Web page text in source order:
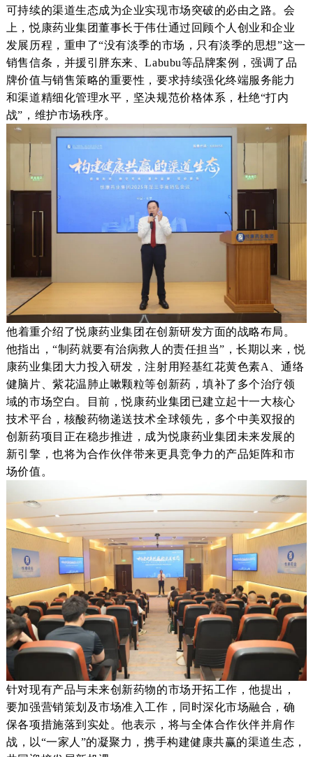
可持续的渠道生态成为企业实现市场突破的必由之路。会
上，悦康药业集团董事长于伟仕通过回顾个人创业和企业
发展历程，重申了“没有淡季的市场 ，只有淡季的思想”这一
销售信条，并援引胖东来、Labubu等品牌案例，强调了品
牌价值与销售策略的重要性，要求持续强化终端服务能力
和渠道精细化管理水平， 坚决规范价格体系，杜绝“打内
战” ，维护市场秩序。
他着重介绍了悦康药业集团在创新研发方面的战略布局。
他指出，“制药就要有治病救人的责任担当”，长期以来，悦
康药业集团大力投入研发，注射用羟基红花黄色素A 、通络
健脑片、紫花温肺止嗽颗粒等创新药，填补了 多个治疗领
域的市场空白 。目前，悦康药业集团 已建立起十一大核心
技术平台，核酸药物递送技术全球领先， 多个中美双报的
创新药项目正在稳步推进，成为悦康药业集团未来发展的
新引擎 ，也将为合作伙伴带来更具竞争力的产品矩阵和市
场价值。
针对现有产品与未来创新药物的市场开拓工作，他提出 ，
要加强营销策划及市场准入工作， 同时深化市场融合，确
保各项措施落到实处。他表示，将与全体合作伙伴并肩作
战 ，以“一家人”的凝聚力，携手构建健康共赢的渠道生态，